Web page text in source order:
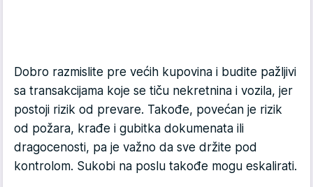
Dobro razmislite pre većih kupovina i budite pažljivi
sa transakcijama koje se tiču nekretnina i vozila, jer
postoji rizik od prevare. Takođe, povećan je rizik
od požara, krađe i gubitka dokumenata ili
dragocenosti, pa je važno da sve držite pod
kontrolom. Sukobi na poslu takođe mogu eskalirati.